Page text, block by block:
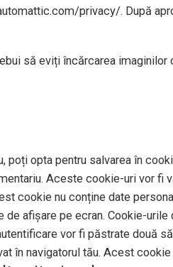
privacy/. După
să eviți încărcarea
poți opta pentru salvarea în
Aceste cookie-uri vor fi
cookie nu conține date
afișare pe ecran. Cookie-
vor fi păstrate două
în navigatorul tău. Acest